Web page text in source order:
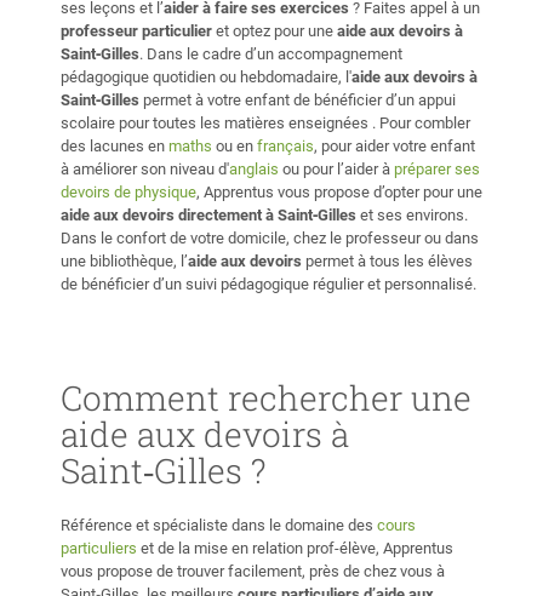
ses leçons et l’aider à faire ses exercices ? Faites appel à un
professeur particulier et optez pour une aide aux devoirs à
Saint‑Gilles. Dans le cadre d’un accompagnement
pédagogique quotidien ou hebdomadaire, l'aide aux devoirs à
Saint‑Gilles permet à votre enfant de bénéficier d’un appui
scolaire pour toutes les matières enseignées . Pour combler
des lacunes en maths ou en français, pour aider votre enfant
à améliorer son niveau d'anglais ou pour l’aider à préparer ses
devoirs de physique, Apprentus vous propose d’opter pour une
aide aux devoirs directement à Saint‑Gilles et ses environs.
Dans le confort de votre domicile, chez le professeur ou dans
une bibliothèque, l’aide aux devoirs permet à tous les élèves
de bénéficier d’un suivi pédagogique régulier et personnalisé.
Comment rechercher une
aide aux devoirs à
Saint‑Gilles ?
Référence et spécialiste dans le domaine des cours
particuliers et de la mise en relation prof-élève, Apprentus
vous propose de trouver facilement, près de chez vous à